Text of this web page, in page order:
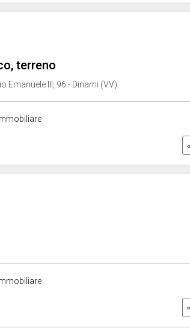
terreno
III, 96 - Dinami (VV)